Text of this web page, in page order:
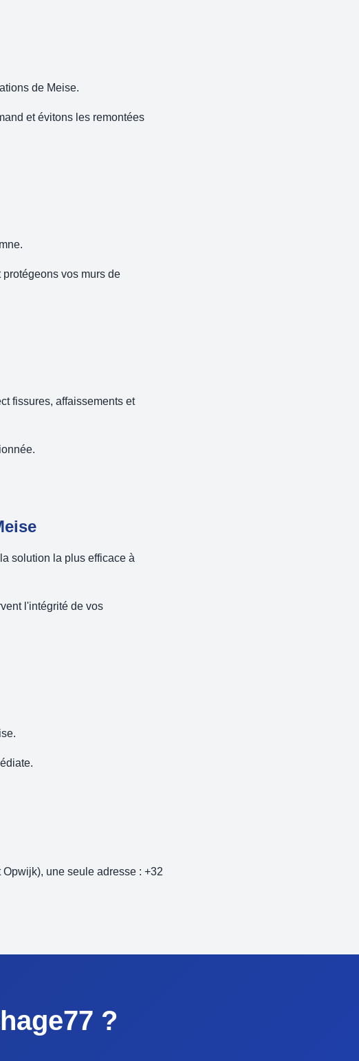
de Meise.
et évitons les remontées
vos murs de
fissures, affaissements et
solution la plus efficace à
l'intégrité de vos
une seule adresse : +32
?